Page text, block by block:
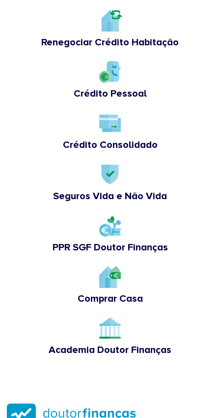
Renegociar Crédito Habitação
Crédito Pessoal
Crédito Consolidado
Seguros Vida e Não Vida
PPR SGF Doutor Finanças
Comprar Casa
Academia Doutor Finanças